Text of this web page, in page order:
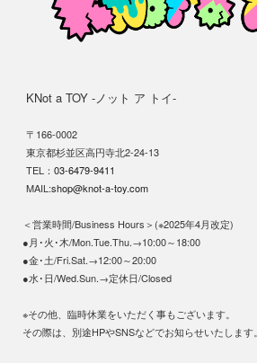
KNot a TOY -ノット ア トイ-
〒166-0002
東京都杉並区高円寺北2-24-13
TEL： 03-6479-9411
MAIL:shop@knot-a-toy.com
＜営業時間/Business Hours＞(※2025年4月改定)
●月･火･木/Mon.Tue.Thu.→10:00～18:00
●金･土/Fri.Sat.→12:00～20:00
●水･日/Wed.Sun.→定休日/Closed
※その他、臨時休業をいただく事もございます。
その際は、別途HPやSNSなどでお知らせいたします。